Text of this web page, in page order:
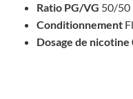
Ratio PG/VG 50/50
Conditionnement
Dosage de nicotine